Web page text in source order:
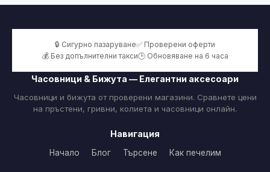
🔒 Сигурно пазаруване✅ Проверени оферти
💰 Без допълнителни такси🕒 Обновяване на 6 часа
Часовници & Бижута — Елегантни аксесоари
Часовници и бижута от проверени магазини. Сравнете цени
на пръстени, гривни, колиета и часовници онлайн.
Навигация
Начало Блог Търсене Как печелим